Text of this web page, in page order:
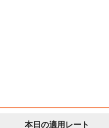
本日の適用レート